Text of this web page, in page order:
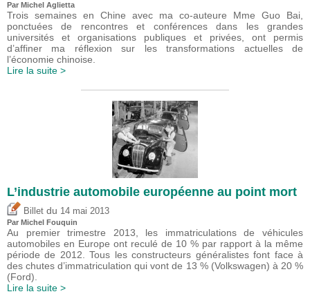
Par Michel Aglietta
Trois semaines en Chine avec ma co-auteure Mme Guo Bai,
ponctuées de rencontres et conférences dans les grandes
universités et organisations publiques et privées, ont permis
d’affiner ma réflexion sur les transformations actuelles de
l’économie chinoise.
Lire la suite >
L’industrie automobile européenne au point mort
Billet du 14 mai 2013
Par Michel Fouquin
Au premier trimestre 2013, les immatriculations de véhicules
automobiles en Europe ont reculé de 10 % par rapport à la même
période de 2012. Tous les constructeurs généralistes font face à
des chutes d’immatriculation qui vont de 13 % (Volkswagen) à 20 %
(Ford).
Lire la suite >